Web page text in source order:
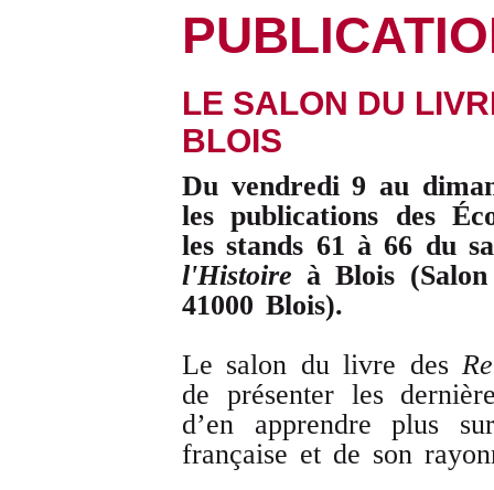
LE SALON DU
BLOIS
Du vendredi 9 au
les publications des
les stands 61 à 66 du
l'Histoire à Blois
41000 Blois).
Le salon du livre des
de présenter les
d’en apprendre plus
française et de son